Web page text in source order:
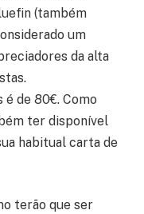
(também
um
da alta
de 80€. Como
ter disponível
habitual carta de
terão que ser